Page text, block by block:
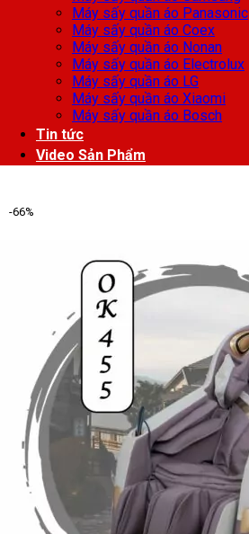
Máy sấy quần áo Panasonic
Máy sấy quần áo Coex
Máy sấy quần áo Nonan
Máy sấy quần áo Electrolux
Máy sấy quần áo LG
Máy sấy quần áo Xiaomi
Máy sấy quần áo Bosch
Tin tức
Video Sản Phẩm
-66%